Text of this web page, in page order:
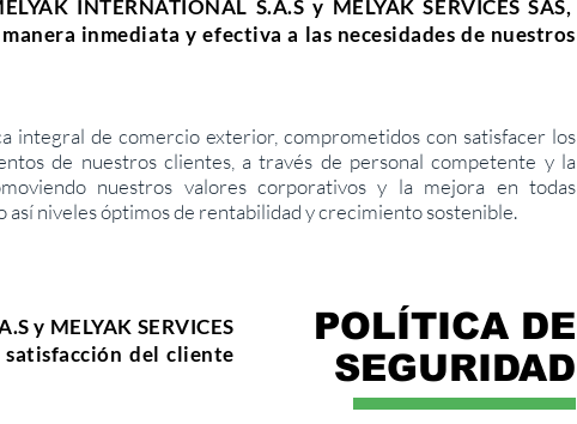
INTERNATIONAL S.A.S y MELYAK SERVICES SAS,
inmediata y efectiva a las necesidades de nuestros
integral de comercio exterior, comprometidos con satisfacer los
de nuestros clientes, a través de personal competente y la
nuestros valores corporativos y la mejora en todas
así niveles óptimos de rentabilidad y crecimiento sostenible.
y MELYAK SERVICES
satisfacción del cliente
POLÍTICA DE
SEGURIDAD